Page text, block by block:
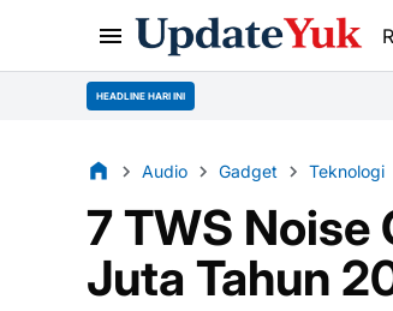
HEADLINE HARI INI
Audio Gadget Teknologi
7 TWS Noise
Juta Tahun